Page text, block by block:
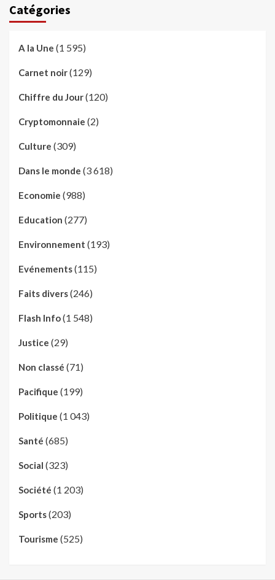
Catégories
A la Une (1 595)
Carnet noir(129)
Chiffre du Jour(120)
Cryptomonnaie (2)
Culture (309)
Dans le monde (3 618)
Economie (988)
Education (277)
Environnement (193)
Evénements(115)
Faits divers(246)
Flash Info(1 548)
Justice (29)
Non classé (71)
Pacifique (199)
Politique (1 043)
Santé (685)
Social (323)
Société (1 203)
Sports(203)
Tourisme (525)